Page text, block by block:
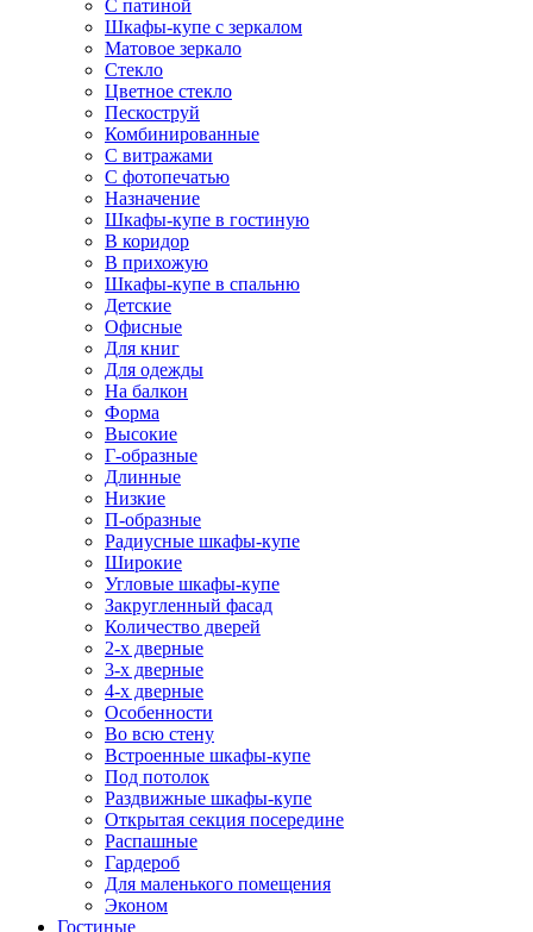
С патиной
Шкафы-купе с зеркалом
Матовое зеркало
Стекло
Цветное стекло
Пескоструй
Комбинированные
С витражами
С фотопечатью
Назначение
Шкафы-купе в гостиную
В коридор
В прихожую
Шкафы-купе в спальню
Детские
Офисные
Для книг
Для одежды
На балкон
Форма
Высокие
Г-образные
Длинные
Низкие
П-образные
Радиусные шкафы-купе
Широкие
Угловые шкафы-купе
Закругленный фасад
Количество дверей
2-х дверные
3-х дверные
4-х дверные
Особенности
Во всю стену
Встроенные шкафы-купе
Под потолок
Раздвижные шкафы-купе
Открытая секция посередине
Распашные
Гардероб
Для маленького помещения
Эконом
Гостиные